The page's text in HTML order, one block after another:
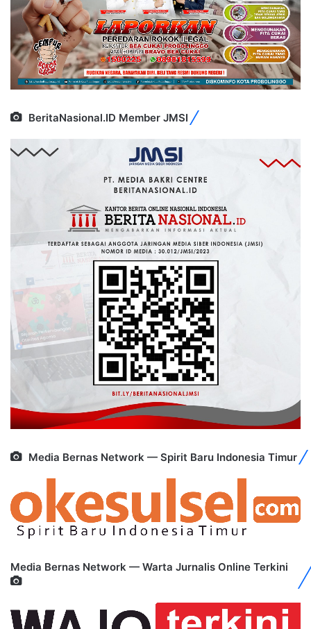
BeritaNasional.ID Member JMSI
Media Bernas Network — Spirit Baru Indonesia Timur
Media Bernas Network — Warta Jurnalis Online Terkini